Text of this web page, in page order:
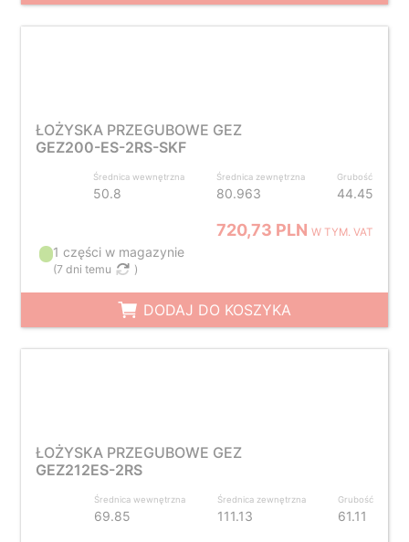
ŁOŻYSKA PRZEGUBOWE GEZ
GEZ200-ES-2RS-SKF
Średnica wewnętrzna
50.8
Średnica zewnętrzna
80.963
Grubość
44.45
720,73 PLNW TYM. VAT
1 części w magazynie
(7 dni temu )
DODAJ DO KOSZYKA
ŁOŻYSKA PRZEGUBOWE GEZ
GEZ212ES-2RS
Średnica wewnętrzna
69.85
Średnica zewnętrzna
111.13
Grubość
61.11